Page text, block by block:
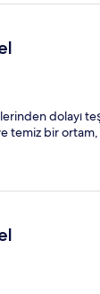
dolayı
temiz bir